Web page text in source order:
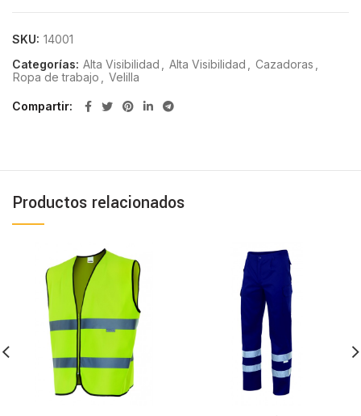
SKU: 14001
Categorías: Alta Visibilidad Alta Visibilidad Cazadoras
Ropa de trabajo
Velilla
Compartir
Productos relacionados